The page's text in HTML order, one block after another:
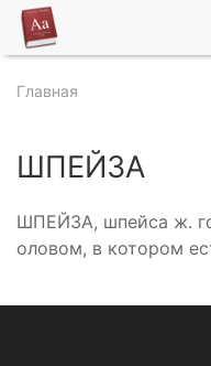
Главная
ШПЕЙЗА
ШПЕЙЗА, шпейса ж.
оловом, в котором